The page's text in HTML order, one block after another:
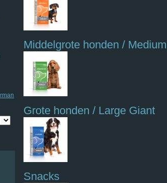
Middelgrote honden / Medium
Grote honden / Large Giant
Snacks